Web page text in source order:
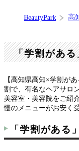
BeautyPark 高
「学割があ
【高知県高知×学割が
割で、有名なヘアサロ
美容室・美容院をご紹
慢のメニューがお安く
「学割がある